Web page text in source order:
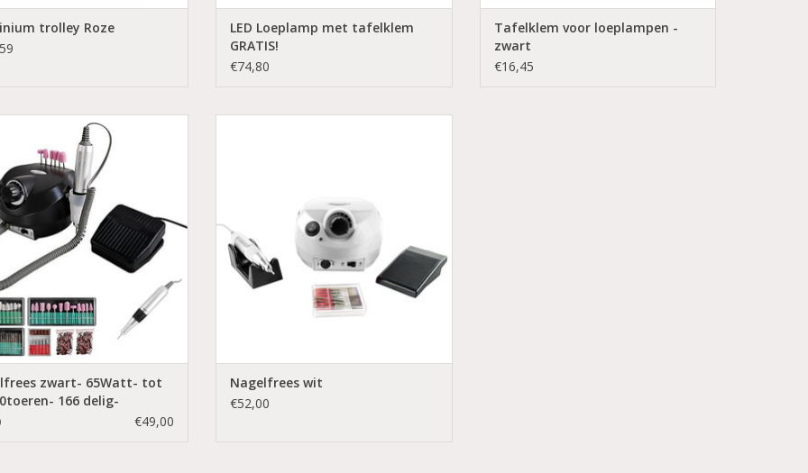
trolley Roze
LED Loeplamp met tafelklem
GRATIS!
€74,80
Tafelklem voor loeplampen -
zwart
€16,45
Nagelfrees zwart- 65Watt- tot
166 delig-Elektrische Vijl
in nagelproducten
Nagelfrees tot 30.000 toeren
Elektrische nagelvijl
Coconails.nl
Bestel direct
Snelle levering
zwart- 65Watt- tot
166 delig-
Vijl/Beautylushh€49,00
Bestel direct
Snelle levering
Nagelfrees wit
€52,00